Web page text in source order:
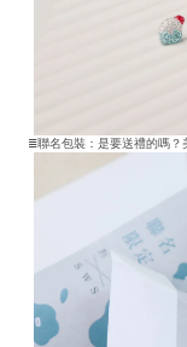
≣聯名包裝：是要送禮的嗎？